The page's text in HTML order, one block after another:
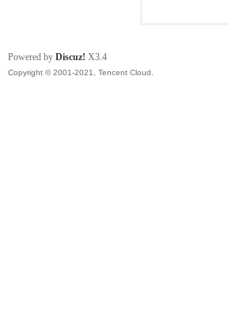
Powered by Discuz! X3.4
Copyright © 2001-2021, Tencent Cloud.